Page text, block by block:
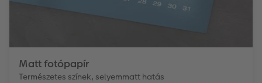
Matt fotópapír
Természetes színek, selyemmatt hatás